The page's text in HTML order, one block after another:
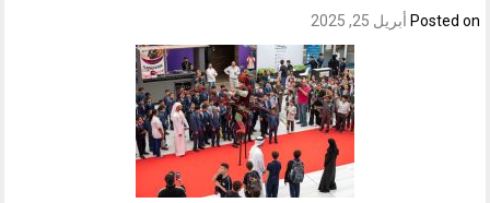
Posted on أبريل 25, 2025